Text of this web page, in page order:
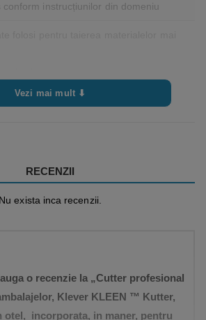
conform instrucțiunilor din domeniu
ambalare din hârtie sau PP
plastic pentru paletizare
Vezi mai mult ⬇
RECENZII
Nu exista inca recenzii.
o recenzie la „Cutter profesional
Klever KLEEN ™ Kutter,
otel, incorporata, in maner, pentru